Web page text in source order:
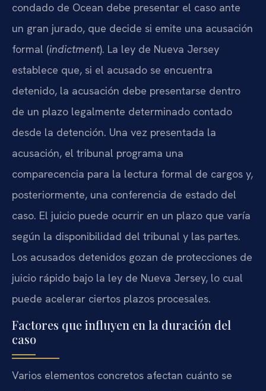
condado de Ocean debe presentar el caso ante
un gran jurado, que decide si emite una acusación
formal (indictment). La ley de Nueva Jersey
establece que, si el acusado se encuentra
detenido, la acusación debe presentarse dentro
de un plazo legalmente determinado contado
desde la detención. Una vez presentada la
acusación, el tribunal programa una
comparecencia para la lectura formal de cargos y,
posteriormente, una conferencia de estado del
caso. El juicio puede ocurrir en un plazo que varía
según la disponibilidad del tribunal y las partes.
Los acusados detenidos gozan de protecciones de
juicio rápido bajo la ley de Nueva Jersey, lo cual
puede acelerar ciertos plazos procesales.
Factores que influyen en la duración del
caso
Varios elementos concretos afectan cuánto se